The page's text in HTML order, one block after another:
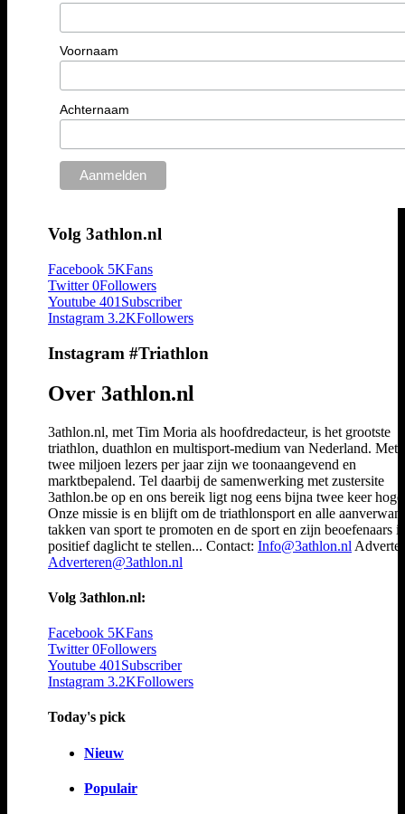
Voornaam
Achternaam
Volg 3athlon.nl
Facebook 5KFans
Twitter 0Followers
Youtube 401 Subscriber
Instagram 3.2KFollowers
Instagram #Triathlon
Over 3athlon.nl
3athlon.nl, met Tim Moria als hoofdredacteur, is het grootste
triathlon, duathlon en multisport-medium van Nederland. Met
twee miljoen lezers per jaar zijn we toonaangevend en
marktbepalend. Tel daarbij de samenwerking met zustersite
3athlon.be op en ons bereik ligt nog eens bijna twee keer
Onze missie is en blijft om de triathlonsport en alle
takken van sport te promoten en de sport en zijn beoefenaars
positief daglicht te stellen... Contact: Info@3athlon.nl
Adverteren@3athlon.nl
Volg 3athlon.nl:
Facebook 5KFans
Twitter 0Followers
Youtube 401 Subscriber
Instagram 3.2KFollowers
Today's pick
Nieuw
Populair